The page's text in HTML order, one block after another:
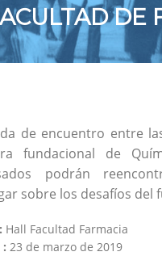
DE
de encuentro entre
fundacional de
podrán
sobre los desafíos del
Hall Facultad Farmacia
: 23 de marzo de 2019